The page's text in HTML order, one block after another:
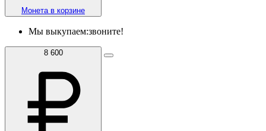
Монета в корзине
Мы выкупаем:звоните!
8 600